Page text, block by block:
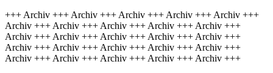
+++ Archiv +++ Archiv +++ Archiv +++ Archiv +++ Archiv +++
Archiv +++ Archiv +++ Archiv +++ Archiv +++ Archiv +++
Archiv +++ Archiv +++ Archiv +++ Archiv +++ Archiv +++
Archiv +++ Archiv +++ Archiv +++ Archiv +++ Archiv +++
Archiv +++ Archiv +++ Archiv +++ Archiv +++ Archiv +++